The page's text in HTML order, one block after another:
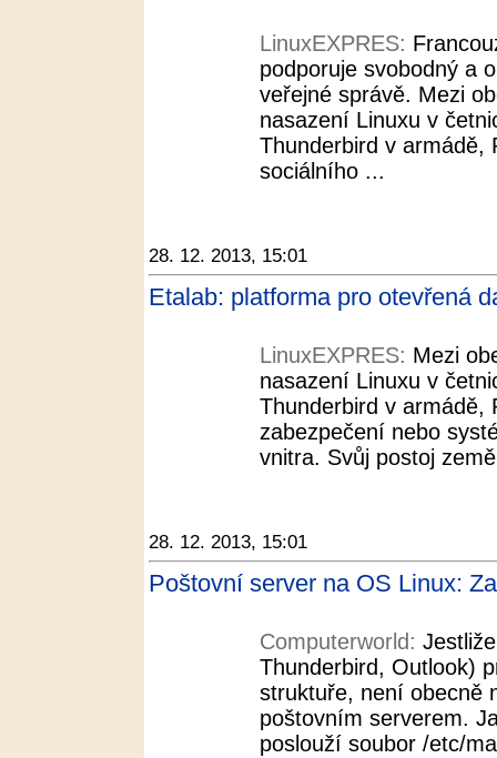
LinuxEXPRES:
podporuje svobodný a
veřejné správě. Mezi
nasazení Linuxu v
Thunderbird v armádě,
sociálního ...
28. 12. 2013, 15:01
Etalab: platforma pro otevřená
LinuxEXPRES: Mezi
nasazení Linuxu v
Thunderbird v armádě,
zabezpečení nebo
vnitra. Svůj postoj
28. 12. 2013, 15:01
Poštovní server na OS Linux:
Computerworld:
Thunderbird, Outlook)
struktuře, není obecně
poštovním serverem.
poslouží soubor /etc/